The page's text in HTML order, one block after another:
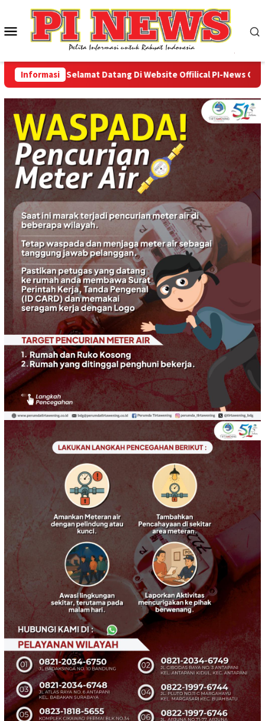
konten
Menu
Mobile
InformasiSelamat Datang Di Website Offilical PI-News Online